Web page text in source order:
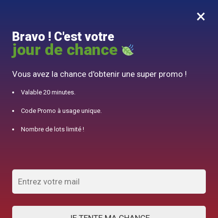
0
10% offert pour 50€ d’achats avec le code DJINN10
×
Bravo ! C'est votre
jour de chance
Vous avez la chance d'obtenir une super promo !
Valable 20 minutes.
Code Promo à usage unique.
Nombre de lots limité !